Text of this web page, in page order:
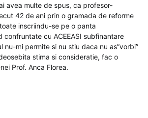
avea multe de spus, ca profesor-
42 de ani prin o gramada de reforme
inscriindu-se pe o panta
confruntate cu ACEEASI subfinantare
nu-mi permite si nu stiu daca nu as”vorbi”
stima si consideratie, fac o
Prof. Anca Florea.